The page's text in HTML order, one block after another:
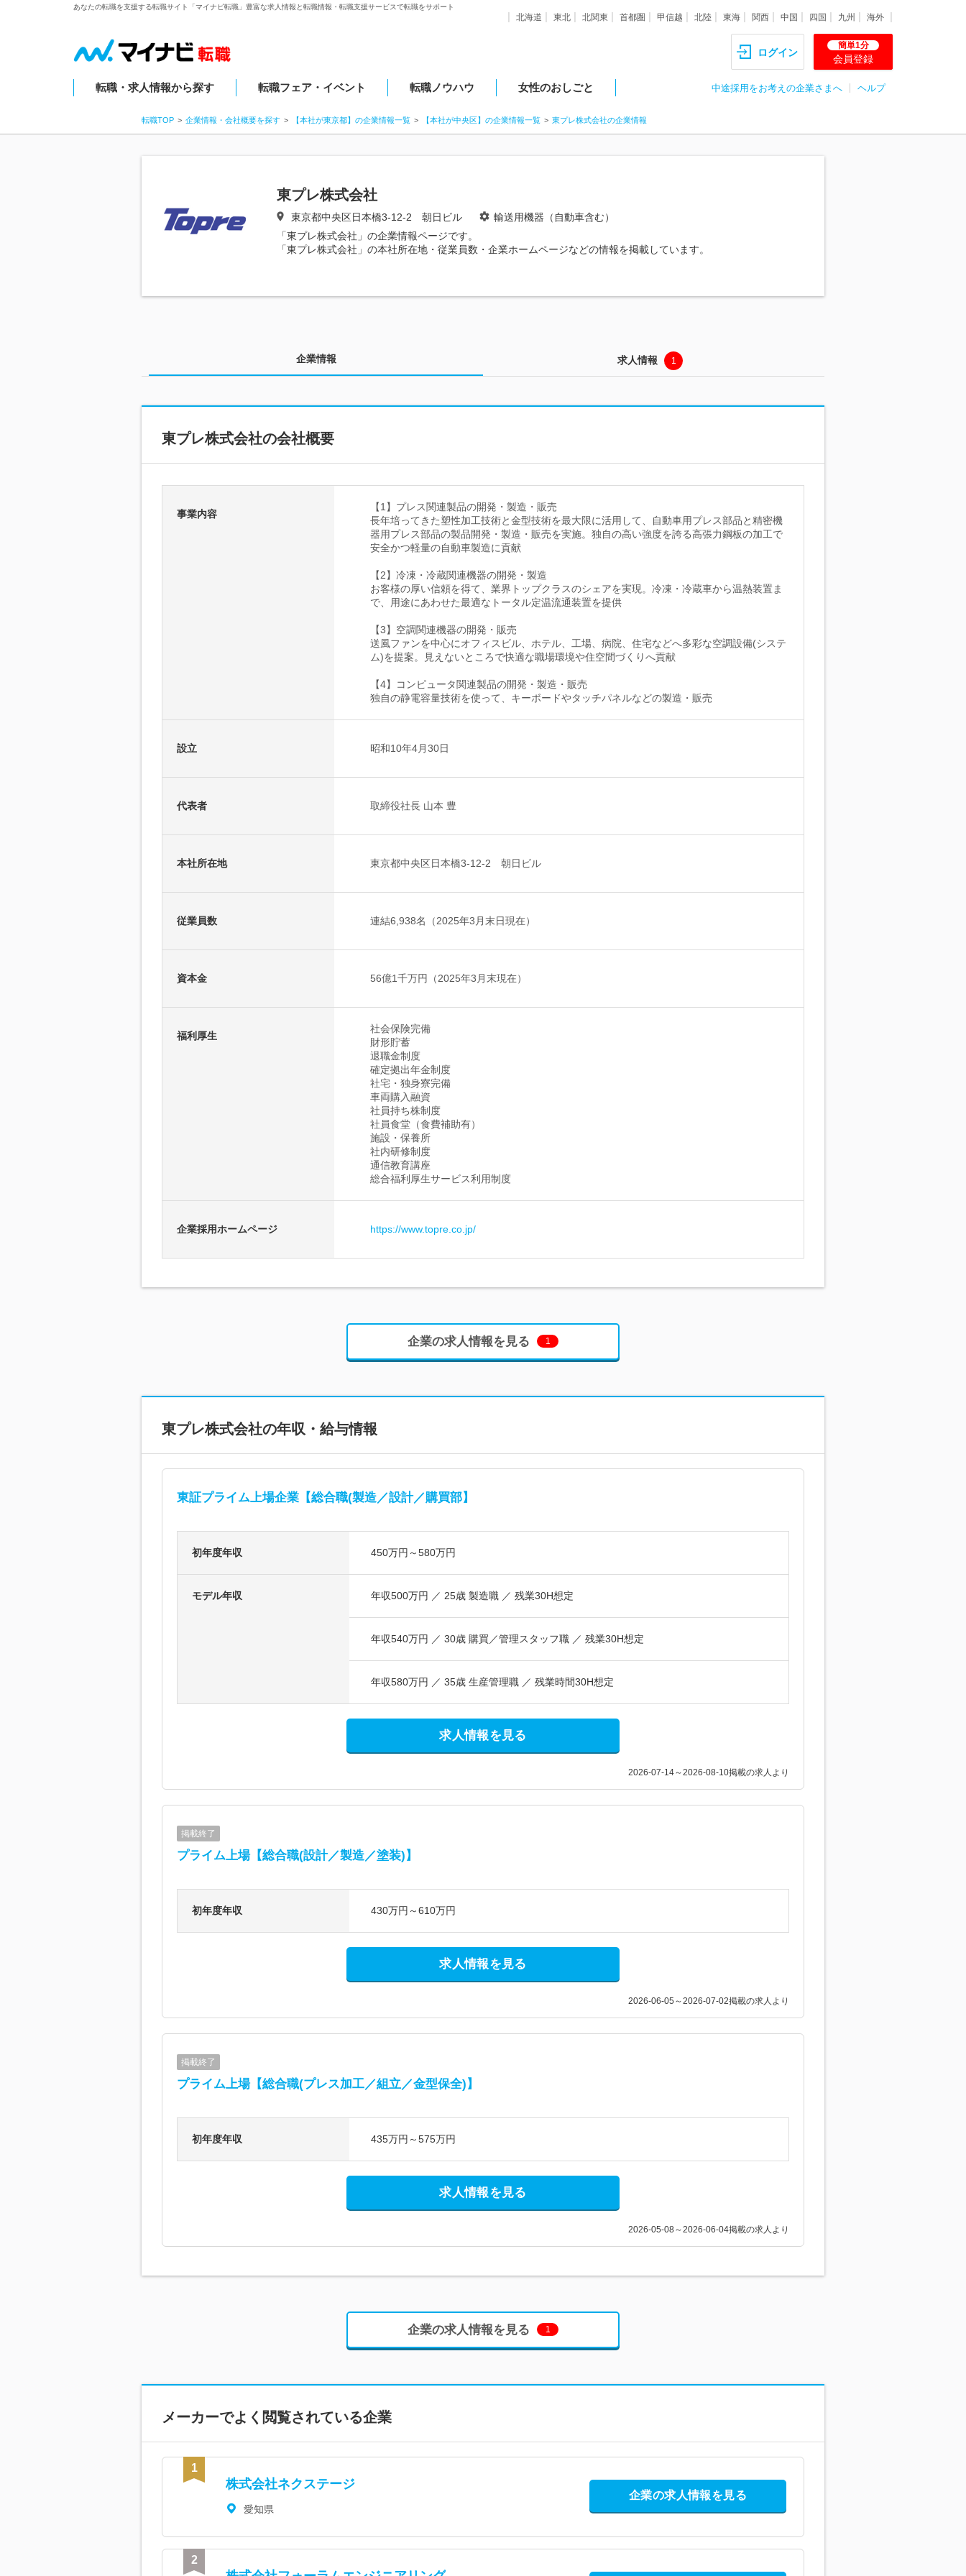
あなたの転職を支援する転職サイト「マイナビ転職」豊富な求人情報と転職情報・転職支援サービスで転職をサポート
北海道 東北 北関東 首都圏 甲信越 北陸 東海 関西 中国 四国 九州 海外
ログイン
簡単1分
会員登録
転職・求人情報から探す 転職フェア・イベント 転職ノウハウ 女性のおしごと 中途採用をお考えの企業さまへ ヘルプ
転職TOP 企業情報・会社概要を探す 【本社が東京都】の企業情報一覧 【本社が中央区】の企業情報一覧 東プレ株式会社の企業情報
東プレ株式会社
東京都中央区日本橋3-12-2 朝日ビル
輸送用機器（自動車含む）
「東プレ株式会社」の企業情報ページです。
「東プレ株式会社」の本社所在地・従業員数・企業ホームページなどの情報を掲載しています。
企業情報 求人情報 1
東プレ株式会社の会社概要
事業内容
【1】プレス関連製品の開発・製造・販売
長年培ってきた塑性加工技術と金型技術を最大限に活用して、自動車用プレス部品と精密機
器用プレス部品の製品開発・製造・販売を実施。独自の高い強度を誇る高張力鋼板の加工で
安全かつ軽量の自動車製造に貢献
【2】冷凍・冷蔵関連機器の開発・製造
お客様の厚い信頼を得て、業界トップクラスのシェアを実現。冷凍・冷蔵車から温熱装置ま
で、用途にあわせた最適なトータル定温流通装置を提供
【3】空調関連機器の開発・販売
送風ファンを中心にオフィスビル、ホテル、工場、病院、住宅などへ多彩な空調設備(システ
ム)を提案。見えないところで快適な職場環境や住空間づくりへ貢献
【4】コンピュータ関連製品の開発・製造・販売
独自の静電容量技術を使って、キーボードやタッチパネルなどの製造・販売
設立 昭和10年4月30日
代表者 取締役社長 山本 豊
本社所在地 東京都中央区日本橋3-12-2 朝日ビル
従業員数 連結6,938名（2025年3月末日現在）
資本金 56億1千万円（2025年3月末現在）
福利厚生
社会保険完備
財形貯蓄
退職金制度
確定拠出年金制度
社宅・独身寮完備
車両購入融資
社員持ち株制度
社員食堂（食費補助有）
施設・保養所
社内研修制度
通信教育講座
総合福利厚生サービス利用制度
企業採用ホームページ https://www.topre.co.jp/
企業の求人情報を見る 1
東プレ株式会社の年収・給与情報
東証プライム上場企業【総合職(製造／設計／購買部】
初年度年収 450万円～580万円
モデル年収 年収500万円 ／ 25歳 製造職 ／ 残業30H想定
年収540万円 ／ 30歳 購買／管理スタッフ職 ／ 残業30H想定
年収580万円 ／ 35歳 生産管理職 ／ 残業時間30H想定
求人情報を見る
2026-07-14～2026-08-10掲載の求人より
掲載終了
プライム上場【総合職(設計／製造／塗装)】
初年度年収 430万円～610万円
求人情報を見る
2026-06-05～2026-07-02掲載の求人より
掲載終了
プライム上場【総合職(プレス加工／組立／金型保全)】
初年度年収 435万円～575万円
求人情報を見る
2026-05-08～2026-06-04掲載の求人より
企業の求人情報を見る 1
メーカーでよく閲覧されている企業
株式会社ネクステージ
愛知県
企業の求人情報を見る